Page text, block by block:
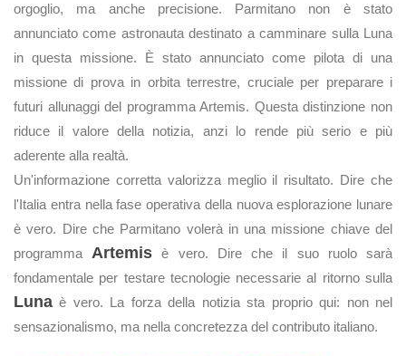
orgoglio, ma anche precisione. Parmitano non è stato
annunciato come astronauta destinato a camminare sulla Luna
in questa missione. È stato annunciato come pilota di una
missione di prova in orbita terrestre, cruciale per preparare i
futuri allunaggi del programma Artemis. Questa distinzione non
riduce il valore della notizia, anzi lo rende più serio e più
aderente alla realtà.
Un'informazione corretta valorizza meglio il risultato. Dire che
l'Italia entra nella fase operativa della nuova esplorazione lunare
è vero. Dire che Parmitano volerà in una missione chiave del
programma Artemis è vero. Dire che il suo ruolo sarà
fondamentale per testare tecnologie necessarie al ritorno sulla
Luna è vero. La forza della notizia sta proprio qui: non nel
sensazionalismo, ma nella concretezza del contributo italiano.